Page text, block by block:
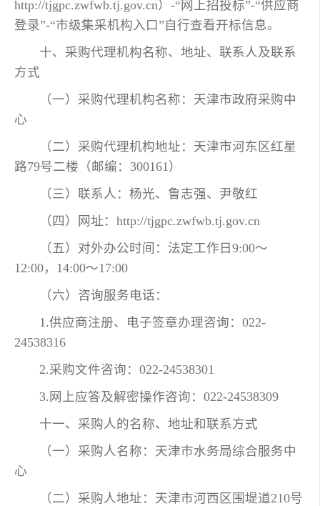
http://tjgpc.zwfwb.tj.gov.cn）-“网上招投标”-“供应商
登录”-“市级集采机构入口”自行查看开标信息。
十、采购代理机构名称、地址、联系人及联系
方式
（一）采购代理机构名称：天津市政府采购中
心
（二）采购代理机构地址：天津市河东区红星
路79号二楼（邮编：300161）
（三）联系人：杨光、鲁志强、尹敬红
（四）网址：http://tjgpc.zwfwb.tj.gov.cn
（五）对外办公时间：法定工作日9:00～
12:00，14:00～17:00
（六）咨询服务电话：
1.供应商注册、电子签章办理咨询：022-
24538316
2.采购文件咨询：022-24538301
3.网上应答及解密操作咨询：022-24538309
十一、采购人的名称、地址和联系方式
（一）采购人名称：天津市水务局综合服务中
心
（二）采购人地址：天津市河西区围堤道210号